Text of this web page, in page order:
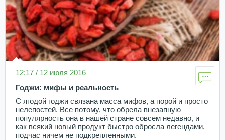
12:17 / 12 июля 2016
Годжи: мифы и реальность
С ягодой годжи связана масса мифов, а порой и просто
нелепостей. Все потому, что обрела внезапную
популярность она в нашей стране совсем недавно, и
как всякий новый продукт быстро обросла легендами,
подчас ничем не подкрепленными.